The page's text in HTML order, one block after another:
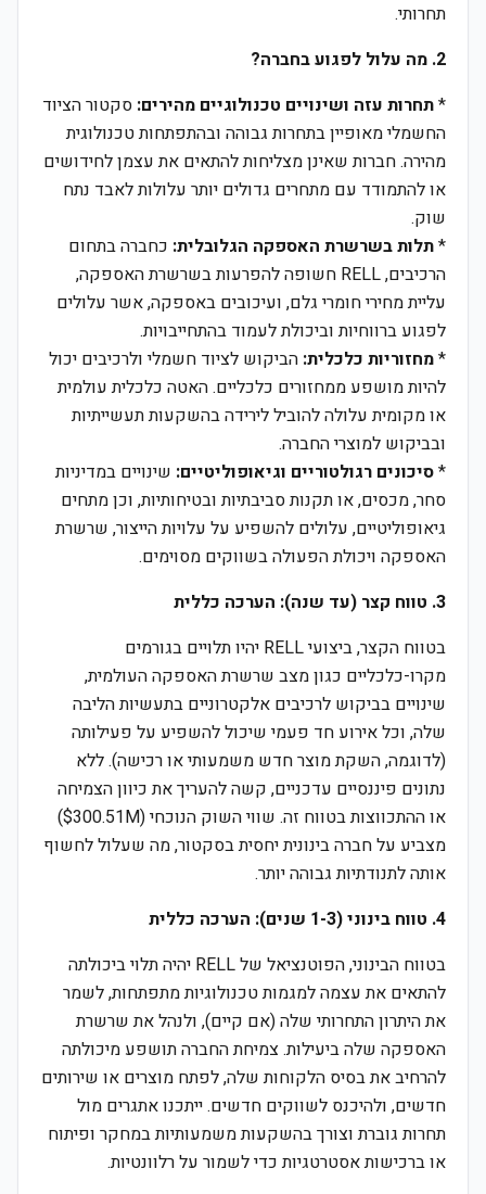
תחרותי.
2. מה עלול לפגוע בחברה?
*תחרות עזה ושינויים טכנולוגיים מהירים: סקטור הציוד
החשמלי מאופיין בתחרות גבוהה ובהתפתחות טכנולוגית
מהירה. חברות שאינן מצליחות להתאים את עצמן לחידושים
או להתמודד עם מתחרים גדולים יותר עלולות לאבד נתח
שוק.
*תלות בשרשרת האספקה הגלובלית: כחברה בתחום
הרכיבים, RELL חשופה להפרעות בשרשרת האספקה,
עליית מחירי חומרי גלם, ועיכובים באספקה, אשר עלולים
לפגוע ברווחיות וביכולת לעמוד בהתחייבויות.
*מחזוריות כלכלית: הביקוש לציוד חשמלי ולרכיבים יכול
להיות מושפע ממחזורים כלכליים. האטה כלכלית עולמית
או מקומית עלולה להוביל לירידה בהשקעות תעשייתיות
ובביקוש למוצרי החברה.
*סיכונים רגולטוריים וגיאופוליטיים: שינויים במדיניות
סחר, מכסים, או תקנות סביבתיות ובטיחותיות, וכן מתחים
גיאופוליטיים, עלולים להשפיע על עלויות הייצור, שרשרת
האספקה ויכולת הפעולה בשווקים מסוימים.
3. טווח קצר (עד שנה): הערכה כללית
בטווח הקצר, ביצועי RELL יהיו תלויים בגורמים
מקרו-כלכליים כגון מצב שרשרת האספקה העולמית,
שינויים בביקוש לרכיבים אלקטרוניים בתעשיות הליבה
שלה, וכל אירוע חד פעמי שיכול להשפיע על פעילותה
(לדוגמה, השקת מוצר חדש משמעותי או רכישה). ללא
נתונים פיננסיים עדכניים, קשה להעריך את כיוון הצמיחה
או ההתכווצות בטווח זה. שווי השוק הנוכחי ($300.51M)
מצביע על חברה בינונית יחסית בסקטור, מה שעלול לחשוף
אותה לתנודתיות גבוהה יותר.
4. טווח בינוני (1-3 שנים): הערכה כללית
בטווח הבינוני, הפוטנציאל של RELL יהיה תלוי ביכולתה
להתאים את עצמה למגמות טכנולוגיות מתפתחות, לשמר
את היתרון התחרותי שלה (אם קיים), ולנהל את שרשרת
האספקה שלה ביעילות. צמיחת החברה תושפע מיכולתה
להרחיב את בסיס הלקוחות שלה, לפתח מוצרים או שירותים
חדשים, ולהיכנס לשווקים חדשים. ייתכנו אתגרים מול
תחרות גוברת וצורך בהשקעות משמעותיות במחקר ופיתוח
או ברכישות אסטרטגיות כדי לשמור על רלוונטיות.